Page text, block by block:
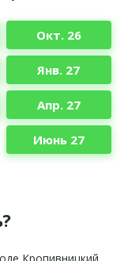
Окт. 26
Янв. 27
Апр. 27
Июнь 27